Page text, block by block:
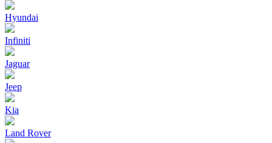
Hyundai
Infiniti
Jaguar
Jeep
Kia
Land Rover